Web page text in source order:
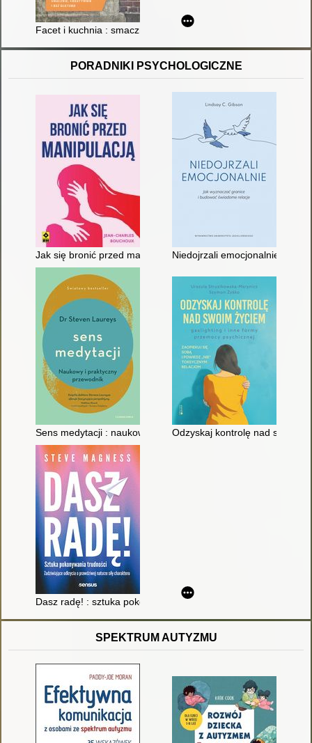
Facet i kuchnia : smacznie, kreatywnie i bez glutenu
PORADNIKI PSYCHOLOGICZNE
Jak się bronić przed manipulacjąNiedojrzali emocjonalnie : jak
Sens medytacji : naukowy i praktyczny przewodnik
Odzyskaj kontrolę nad swoim
Dasz radę! : sztuka pokonywania trudności : zadziwiające
SPEKTRUM AUTYZMU